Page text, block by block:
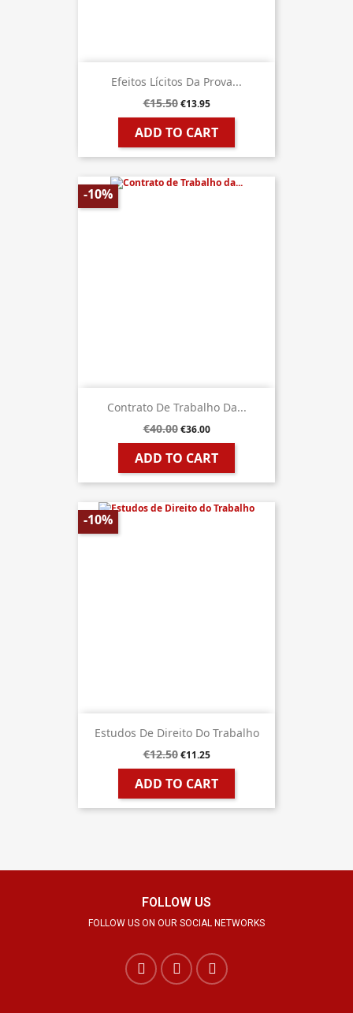
Efeitos Lícitos Da Prova...
€15.50 €13.95
ADD TO CART
Contrato De Trabalho Da...
€40.00 €36.00
ADD TO CART
-10%
Estudos De Direito Do Trabalho
€12.50 €11.25
ADD TO CART
-10%
FOLLOW US
FOLLOW US ON OUR SOCIAL NETWORKS